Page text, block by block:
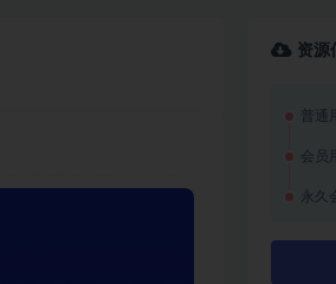
资源
普通
会员
永久